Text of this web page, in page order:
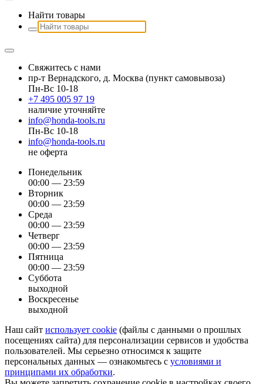
Найти товары
Свяжитесь с нами
пр-т Вернадского, д. Москва (пункт самовывоза)
Пн-Вс 10-18
+7 495 005 97 19
наличие уточняйте
info@honda-tools.ru
Пн-Вс 10-18
info@honda-tools.ru
не оферта
Понедельник
00:00 — 23:59
Вторник
00:00 — 23:59
Среда
00:00 — 23:59
Четверг
00:00 — 23:59
Пятница
00:00 — 23:59
Суббота
выходной
Воскресенье
выходной
Наш сайт использует cookie (файлы с данными о прошлых
посещениях сайта) для персонализации сервисов и удобства
пользователей. Мы серьезно относимся к защите
персональных данных — ознакомьтесь с условиями и
принципами их обработки.